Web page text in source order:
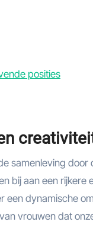
posities
samenleving
bij aan een rijkere
dynamische
vrouwen dat